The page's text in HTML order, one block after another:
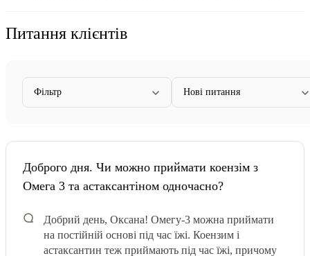
Питання клієнтів
Фільтр Нові питання
Доброго дня. Чи можно приймати коензім з
Омега 3 та астаксантіном одночасно?
Добрий день, Оксана! Омегу-3 можна приймати
на постійній основі під час їжі. Коензим і
астаксантин теж приймають під час їжі, причому